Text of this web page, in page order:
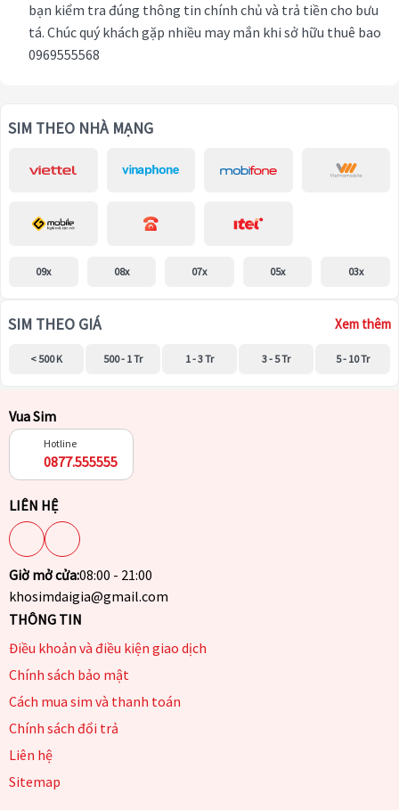
bạn kiểm tra đúng thông tin chính chủ và trả tiền cho bưu
tá. Chúc quý khách gặp nhiều may mắn khi sở hữu thuê bao
0969555568
SIM THEO NHÀ MẠNG
09x 08x 07x 05x 03x
SIM THEO GIÁ Xem thêm
< 500 K 500 - 1 Tr 1 - 3 Tr 3 - 5 Tr 5 - 10 Tr
Vua Sim
Hotline
0877.555555
LIÊN HỆ
Giờ mở cửa:08:00 - 21:00
khosimdaigia@gmail.com
THÔNG TIN
Điều khoản và điều kiện giao dịch
Chính sách bảo mật
Cách mua sim và thanh toán
Chính sách đổi trả
Liên hệ
Sitemap